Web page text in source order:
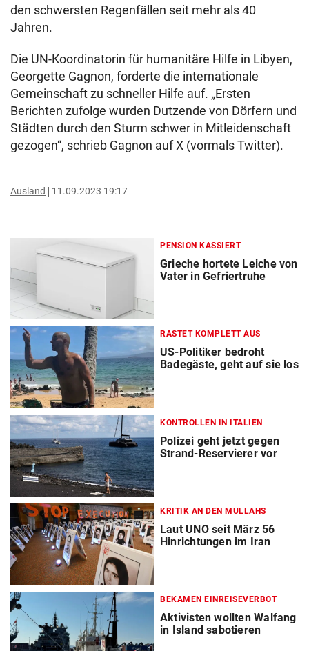
den schwersten Regenfällen seit mehr als 40
Jahren.
Die UN-Koordinatorin für humanitäre Hilfe in Libyen,
Georgette Gagnon, forderte die internationale
Gemeinschaft zu schneller Hilfe auf. „Ersten
Berichten zufolge wurden Dutzende von Dörfern und
Städten durch den Sturm schwer in Mitleidenschaft
gezogen“, schrieb Gagnon auf X (vormals Twitter).
Ausland 11.09.2023 19:17
PENSION KASSIERT
Grieche hortete Leiche von
Vater in Gefriertruhe
RASTET KOMPLETT AUS
US-Politiker bedroht
Badegäste, geht auf sie los
KONTROLLEN IN ITALIEN
Polizei geht jetzt gegen
Strand-Reservierer vor
KRITIK AN DEN MULLAHS
Laut UNO seit März 56
Hinrichtungen im Iran
BEKAMEN EINREISEVERBOT
Aktivisten wollten Walfang
in Island sabotieren